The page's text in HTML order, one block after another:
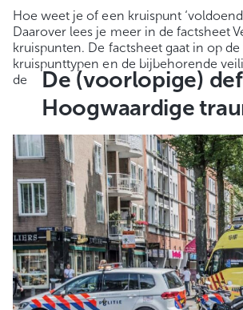
Hoe weet je of een kruispunt
Daarover lees je meer in de factsheet
kruispunten. De factsheet gaat in op
kruispunttypen en de bijbehorende
de
De (voorlopige)
Hoogwaardige